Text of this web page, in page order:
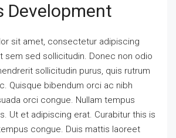
Development
sit amet, consectetur adipiscing
sem sed sollicitudin. Donec non odio
sollicitudin purus, quis rutrum
Quisque bibendum orci ac nibh
orci congue. Nullam tempus
Ut et adipiscing erat. Curabitur this is
congue. Duis mattis laoreet